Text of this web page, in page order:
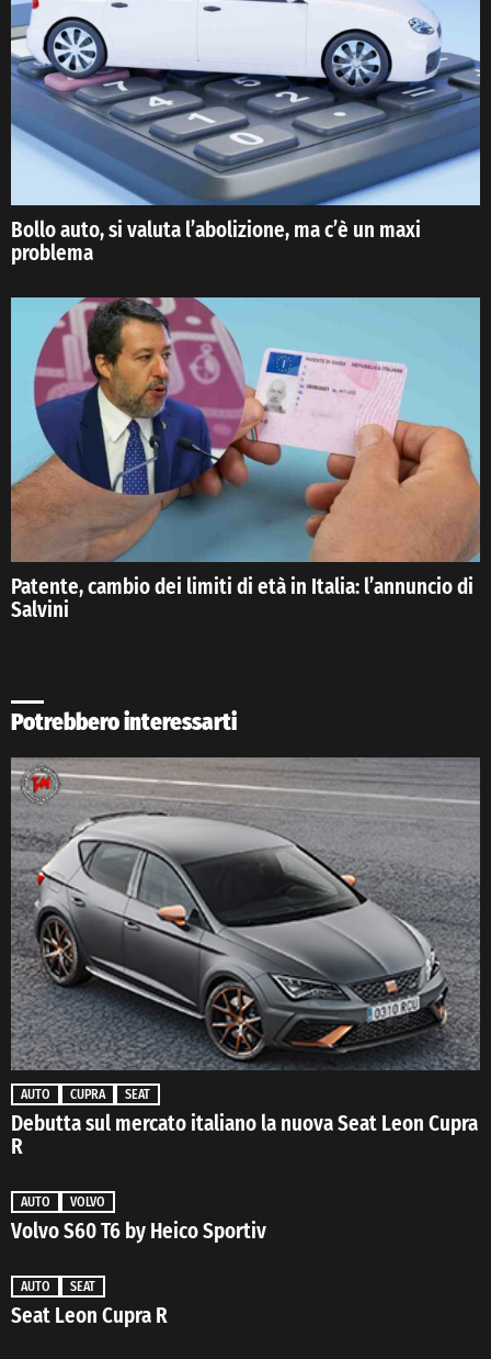
Bollo auto, si valuta l’abolizione, ma c’è un maxi
problema
Patente, cambio dei limiti di età in Italia: l’annuncio di
Salvini
Potrebbero interessarti
AUTO CUPRA SEAT
Debutta sul mercato italiano la nuova Seat Leon Cupra
R
AUTO VOLVO
Volvo S60 T6 by Heico Sportiv
AUTO SEAT
Seat Leon Cupra R